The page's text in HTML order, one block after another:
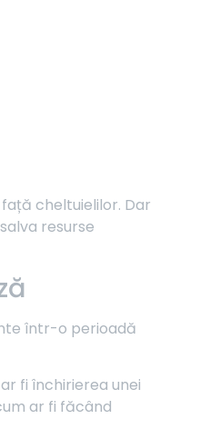
cheltuielilor. Dar
resurse
într-o perioadă
fi închirierea unei
ar fi făcând